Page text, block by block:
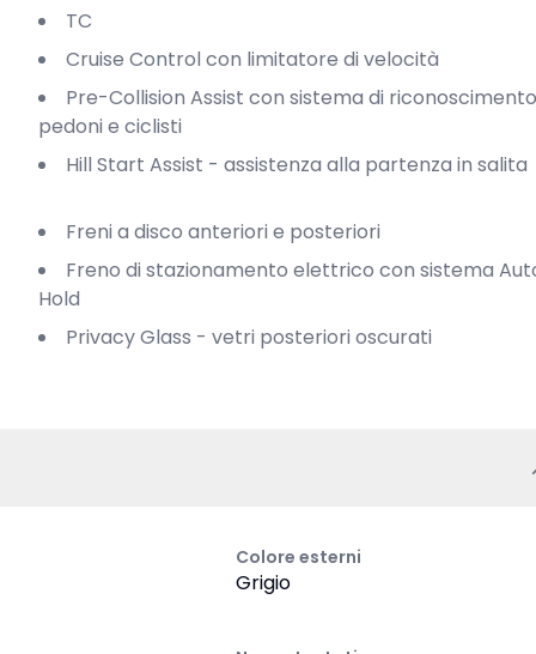
TC
Cruise Control con limitatore di velocità
Pre-Collision Assist con sistema di riconoscimento
pedoni e ciclisti
Hill Start Assist - assistenza alla partenza in salita
Freni a disco anteriori e posteriori
Freno di stazionamento elettrico con sistema Auto
Hold
Privacy Glass - vetri posteriori oscurati
Colore esterni
Grigio